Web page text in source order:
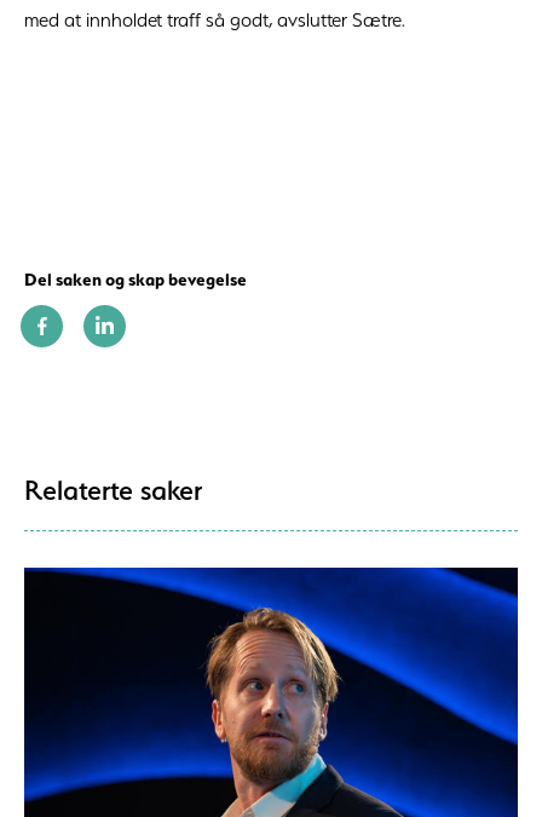
med at innholdet traff så godt, avslutter Sætre.
Del saken og skap bevegelse
Relaterte saker